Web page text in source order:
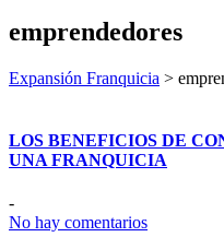
emprendedores
Expansión Franquicia >
LOS BENEFICIOS DE
UNA FRANQUICIA
-
No hay comentarios